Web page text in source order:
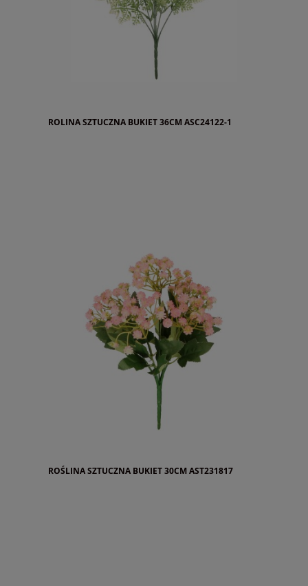
ROLINA SZTUCZNA BUKIET 36CM ASC24122-1
ROŚLINA SZTUCZNA BUKIET 30CM AST231817